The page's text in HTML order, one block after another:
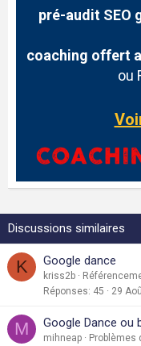
pré-audit SEO
coaching offert
ou
Discussions similaires
K Google dance
kriss2b
Réponses 45 29
M Google Dance ou
mihneap
Problèmes